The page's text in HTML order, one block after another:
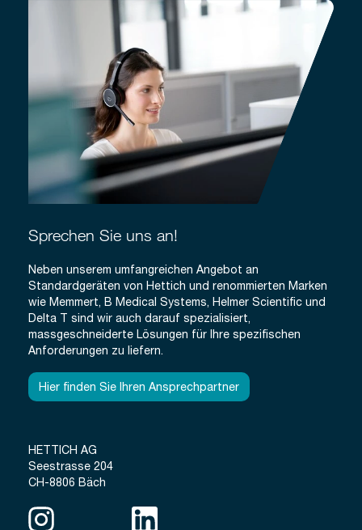
Sprechen Sie uns an!
Neben unserem umfangreichen Angebot an
Standardgeräten von Hettich und renommierten Marken
wie Memmert, B Medical Systems, Helmer Scientific und
Delta T sind wir auch darauf spezialisiert,
massgeschneiderte Lösungen für Ihre spezifischen
Anforderungen zu liefern.
Hier finden Sie Ihren Ansprechpartner
HETTICH AG
Seestrasse 204
CH-8806 Bäch